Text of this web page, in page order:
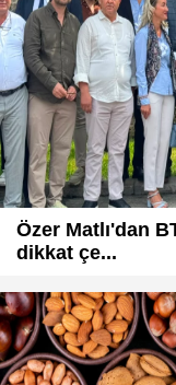
Özer Matlı'dan
dikkat çe...